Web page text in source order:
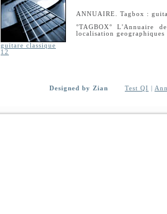
guitare classique
12
ANNUAIRE. Tagbox :
°TAGBOX° L'Annuaire
localisation geographiques
Designed by Zian Test QI